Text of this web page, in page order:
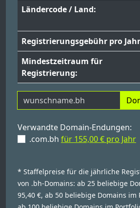
Ländercode / Land:
Registrierungsgebühr pro
Mindestzeitraum für
Registrierung:
Verwandte Domain-Endungen:
.com.bh für 155,00 € pro Jahr
* Staffelpreise für die jährliche
von .bh-Domains: ab 25 beliebige
95,40 €, ab 50 beliebige Domains im